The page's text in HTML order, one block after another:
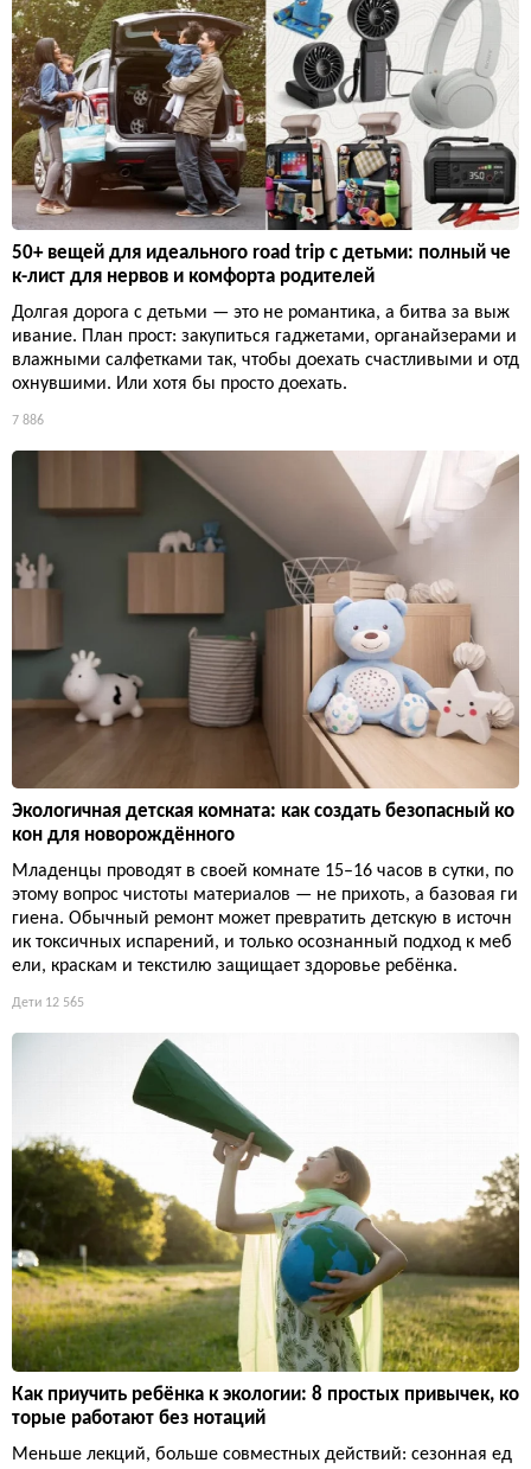
50+ вещей для идеального road trip с детьми: полный че
к-лист для нервов и комфорта родителей
Долгая дорога с детьми — это не романтика, а битва за выж
ивание. План прост: закупиться гаджетами, органайзерами и
влажными салфетками так, чтобы доехать счастливыми и отд
охнувшими. Или хотя бы просто доехать.
7 886
Экологичная детская комната: как создать безопасный ко
кон для новорождённого
Младенцы проводят в своей комнате 15–16 часов в сутки, по
этому вопрос чистоты материалов — не прихоть, а базовая ги
гиена. Обычный ремонт может превратить детскую в источн
ик токсичных испарений, и только осознанный подход к меб
ели, краскам и текстилю защищает здоровье ребёнка.
Дети 12 565
Как приучить ребёнка к экологии: 8 простых привычек, ко
торые работают без нотаций
Меньше лекций, больше совместных действий: сезонная ед